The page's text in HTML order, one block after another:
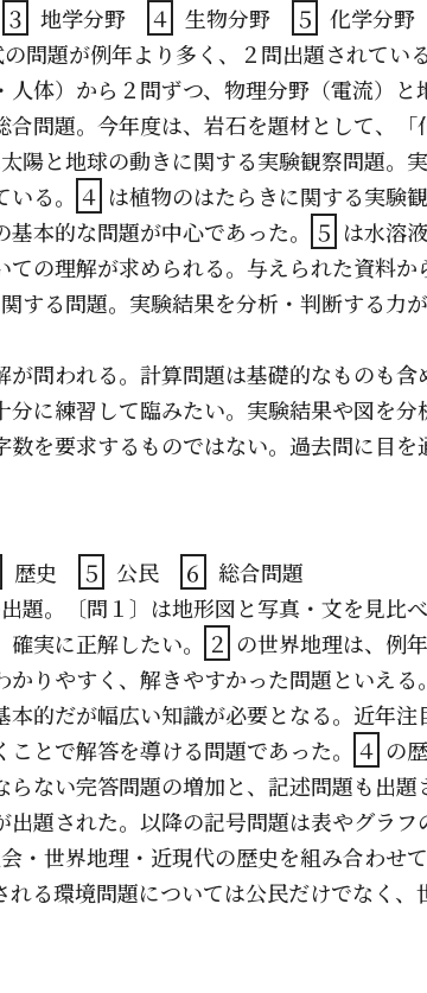
３ 地学分野 ４ 生物分野 ５ 化学分野
問題が例年より多く、２問出題されている
体）から２問ずつ、物理分野（電流）と
問題。今年度は、岩石を題材として、
陽と地球の動きに関する実験観察問題。
る。
４ は植物のはたらきに関する実験
本的な問題が中心であった。
５ は水溶
の理解が求められる。与えられた資料
する問題。実験結果を分析・判断する力
問われる。計算問題は基礎的なものも
に練習して臨みたい。実験結果や図を
を要求するものではない。過去問に目
歴史 ５ 公民 ６
総合問題
題。〔問１〕は地形図と写真・文を見比
実に正解したい。
２ の世界地理は、例
りやすく、解きやすかった問題といえる。
的だが幅広い知識が必要となる。近年
とで解答を導ける問題であった。
４ の
ない完答問題の増加と、記述問題も出題
題された。以降の記号問題は表やグラ
・世界地理・近現代の歴史を組み合わせ
る環境問題については公民だけでなく